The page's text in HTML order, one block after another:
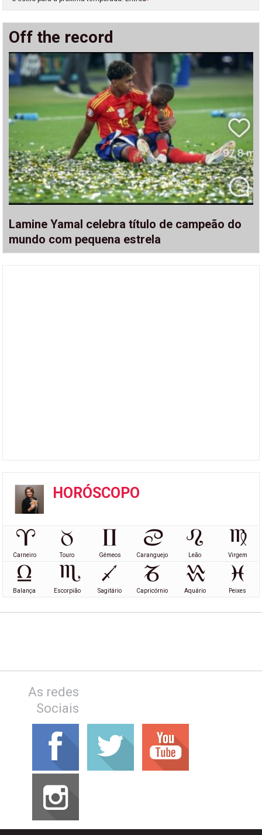
Off the record
Lamine Yamal celebra título de campeão do
mundo com pequena estrela
HORÓSCOPO
Carneiro Touro Gémeos Caranguejo Leão Virgem
Balança Escorpião Sagitário Capricórnio Aquário Peixes
As redes
Sociais